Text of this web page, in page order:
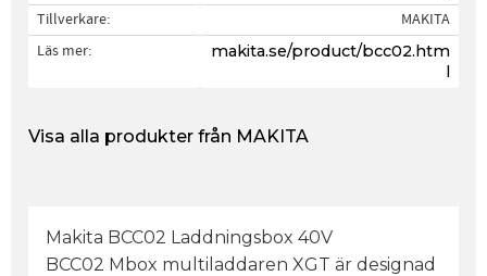
Tillverkare
MAKITA
Läs mer
makita.se/product/bcc02.htm
l
Visa alla produkter från MAKITA
Makita BCC02 Laddningsbox 40V
BCC02 Mbox multiladdaren XGT är designad